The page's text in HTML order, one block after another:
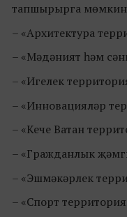
тапшырырга
– «Архитектура
– «Мәдәният һәм
– «Игелек
– «Инновацияләр
– «Кече Ватан
– «Гражданлык
– «Эшмәкәрлек
– «Спорт